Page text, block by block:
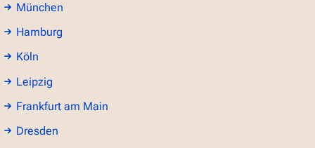
München
Hamburg
Köln
Leipzig
Frankfurt am Main
Dresden